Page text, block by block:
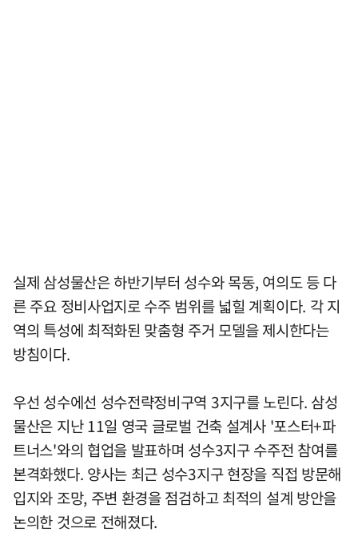
실제 삼성물산은 하반기부터 성수와 목동, 여의도 등 다
른 주요 정비사업지로 수주 범위를 넓힐 계획이다. 각 지
역의 특성에 최적화된 맞춤형 주거 모델을 제시한다는
방침이다.
우선 성수에선 성수전략정비구역 3지구를 노린다. 삼성
물산은 지난 11일 영국 글로벌 건축 설계사 '포스터+파
트너스'와의 협업을 발표하며 성수3지구 수주전 참여를
본격화했다. 양사는 최근 성수3지구 현장을 직접 방문해
입지와 조망, 주변 환경을 점검하고 최적의 설계 방안을
논의한 것으로 전해졌다.